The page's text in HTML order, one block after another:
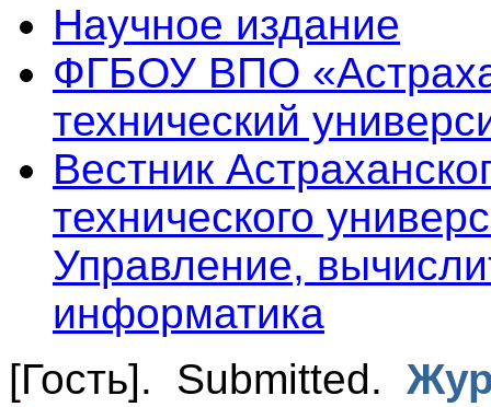
Научное издание
ФГБОУ ВПО
технический
Вестник
технического
Управление,
информатика
[Гость]. Submitted.